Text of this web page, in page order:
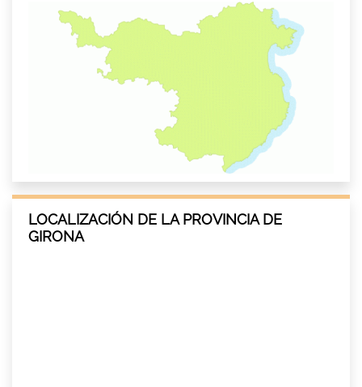
LOCALIZACIÓN DE LA PROVINCIA DE
GIRONA